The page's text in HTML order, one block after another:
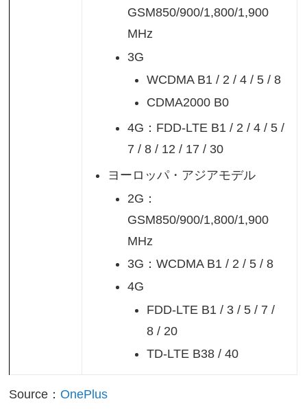
GSM850/900/1,800/1,900
MHz
3G
WCDMA B1 / 2 / 4 / 5 / 8
CDMA2000 B0
4G：FDD-LTE B1 / 2 / 4 / 5 /
7 / 8 / 12 / 17 / 30
ヨーロッパ・アジアモデル
2G：
GSM850/900/1,800/1,900
MHz
3G：WCDMA B1 / 2 / 5 / 8
4G
FDD-LTE B1 / 3 / 5 / 7 /
8 / 20
TD-LTE B38 / 40
Source：OnePlus